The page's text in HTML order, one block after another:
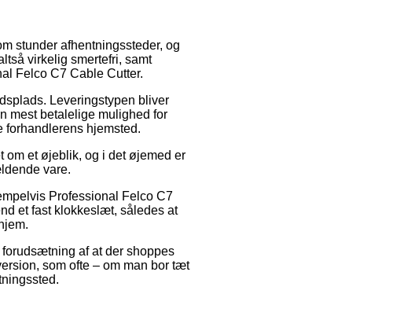
stunder afhentningssteder, og
virkelig smertefri, samt
Felco C7 Cable Cutter.
Leveringstypen bliver
mest betalelige mulighed for
forhandlerens hjemsted.
om et øjeblik, og i det øjemed er
vare.
Professional Felco C7
et fast klokkeslæt, således at
af at der shoppes
som ofte – om man bor tæt